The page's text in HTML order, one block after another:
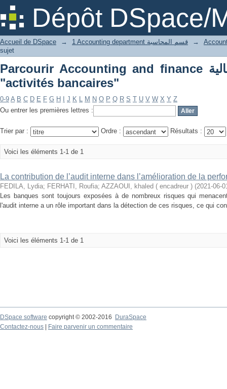
Dépôt DSpace/
Accueil de DSpace → 1 Accounting department قسم المحاسبة
→
sujet
Parcourir Accounting and finance محاسبة ومالية par sujet
"activités bancaires"
0-9 A B C D E F G H J K L M N O P Q R S T U V W X Y Z
Ou entrer les premières lettres :
Trier par : Ordre : Résultats :
Voici les éléments 1-1 de 1
La contribution de l’audit interne dans l’amélioration de la
FEDILA, Lydia; FERHATI, Roufia; AZZAOUI, khaled ( encadreur ) (2021-06-
Les banques sont toujours exposées à de nombreux risques qui
l'audit interne a un rôle important dans la détection de ces risques, ce qui
Voici les éléments 1-1 de 1
DSpace software copyright © 2002-2016
DuraSpace
Contactez-nous
Faire parvenir un commentaire